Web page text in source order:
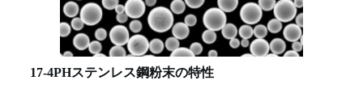
17-4PHステンレス鋼粉末の特性